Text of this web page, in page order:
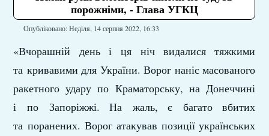
порожніми, - Глава УГКЦ
Опубліковано: Неділя, 14 серпня 2022, 16:33
«Вчорашній день і ця ніч видалися тяжкими
та кривавими для України. Ворог наніс масованого
ракетного удару по Краматорську, на Донеччині
і по Запоріжжі. На жаль, є багато вбитих
та поранених. Ворог атакував позиції українських